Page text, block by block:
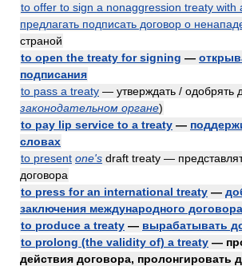
to offer to sign a nonaggression treaty with
предлагать подписать договор о
страной
to open the treaty for signing —
подписания
to pass a treaty — утверждать / одобрять
законодательном органе)
to pay lip service to a treaty —
словах
to present one's draft treaty —
договора
to press for an international treaty —
заключения международного договора
to produce a treaty — вырабатывать
to prolong (the validity of) a treaty —
действия договора, пролонгировать